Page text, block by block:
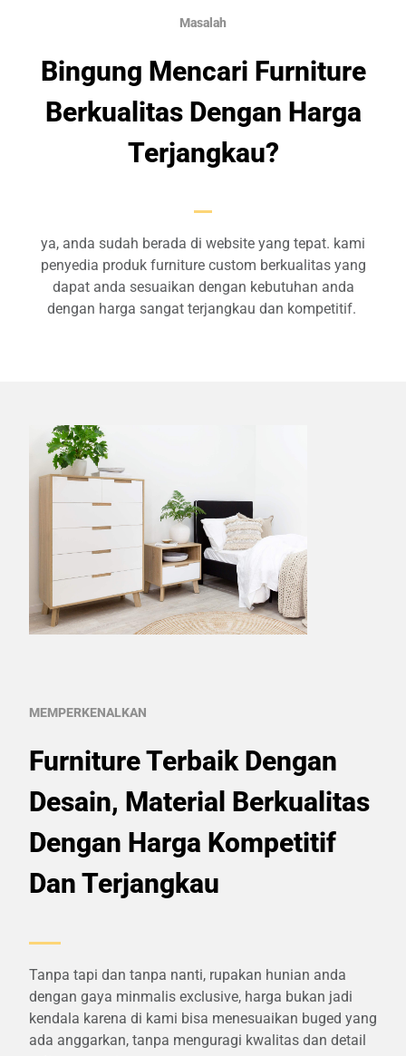
Masalah
Bingung Mencari Furniture
Berkualitas Dengan Harga
Terjangkau?
ya, anda sudah berada di website yang tepat. kami
penyedia produk furniture custom berkualitas yang
dapat anda sesuaikan dengan kebutuhan anda
dengan harga sangat terjangkau dan kompetitif.
MEMPERKENALKAN
Furniture Terbaik Dengan
Desain, Material Berkualitas
Dengan Harga Kompetitif
Dan Terjangkau
Tanpa tapi dan tanpa nanti, rupakan hunian anda
dengan gaya minmalis exclusive, harga bukan jadi
kendala karena di kami bisa menesuaikan buged yang
ada anggarkan, tanpa menguragi kwalitas dan detail